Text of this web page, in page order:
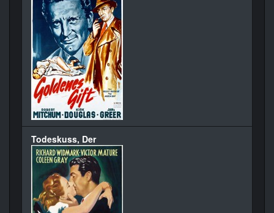
Todeskuss, Der